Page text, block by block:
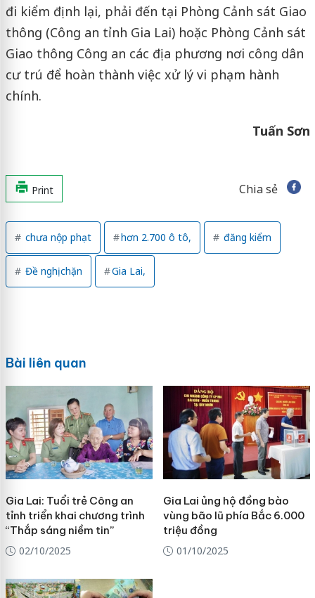
đi kiểm định lại, phải đến tại Phòng Cảnh sát Giao
thông (Công an tỉnh Gia Lai) hoặc Phòng Cảnh sát
Giao thông Công an các địa phương nơi công dân
cư trú để hoàn thành việc xử lý vi phạm hành
chính.
Tuấn Sơn
Print Chia sẻ
chưa nộp phạt hơn 2.700 ô tô, đăng kiểm
Đề nghị chặn Gia Lai,
Bài liên quan
Gia Lai: Tuổi trẻ Công an
tỉnh triển khai chương trình
“Thắp sáng niềm tin”
02/10/2025
Gia Lai ủng hộ đồng bào
vùng bão lũ phía Bắc 6.000
triệu đồng
01/10/2025